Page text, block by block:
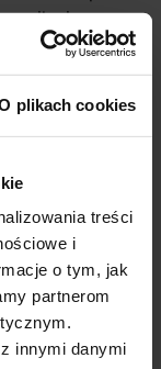
plikach cookies
treści
i
o tym, jak
partnerom
innymi danymi
zasilania oprawy
o napięciu
zaletą lampy
oraz
biały neutralny
zimny)